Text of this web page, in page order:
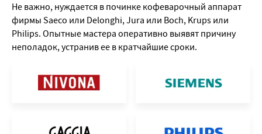
Не важно, нуждается в починке кофеварочный аппарат
фирмы Saeco или Delonghi, Jura или Boch, Krups или
Philips. Опытные мастера оперативно выявят причину
неполадок, устранив ее в кратчайшие сроки.